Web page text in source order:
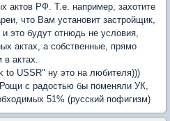
актов РФ. Т.е. например, захотите
что Вам установит застройщик,
это будут отнюдь не условия,
актах, а собственные, прямо
актах.
to USSR" ну это на любителя)))
с радостью бы поменяли УК,
51% (русский пофигизм)